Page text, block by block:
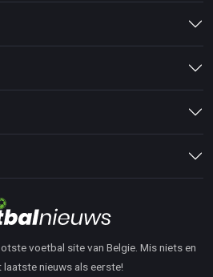
voetbal site van Belgie. Mis niets en
laatste nieuws als eerste!